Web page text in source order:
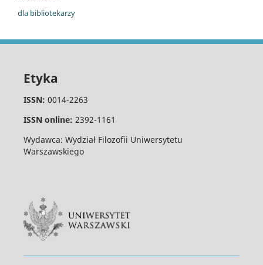
dla bibliotekarzy
Etyka
ISSN: 0014-2263
ISSN online: 2392-1161
Wydawca: Wydział Filozofii Uniwersytetu
Warszawskiego